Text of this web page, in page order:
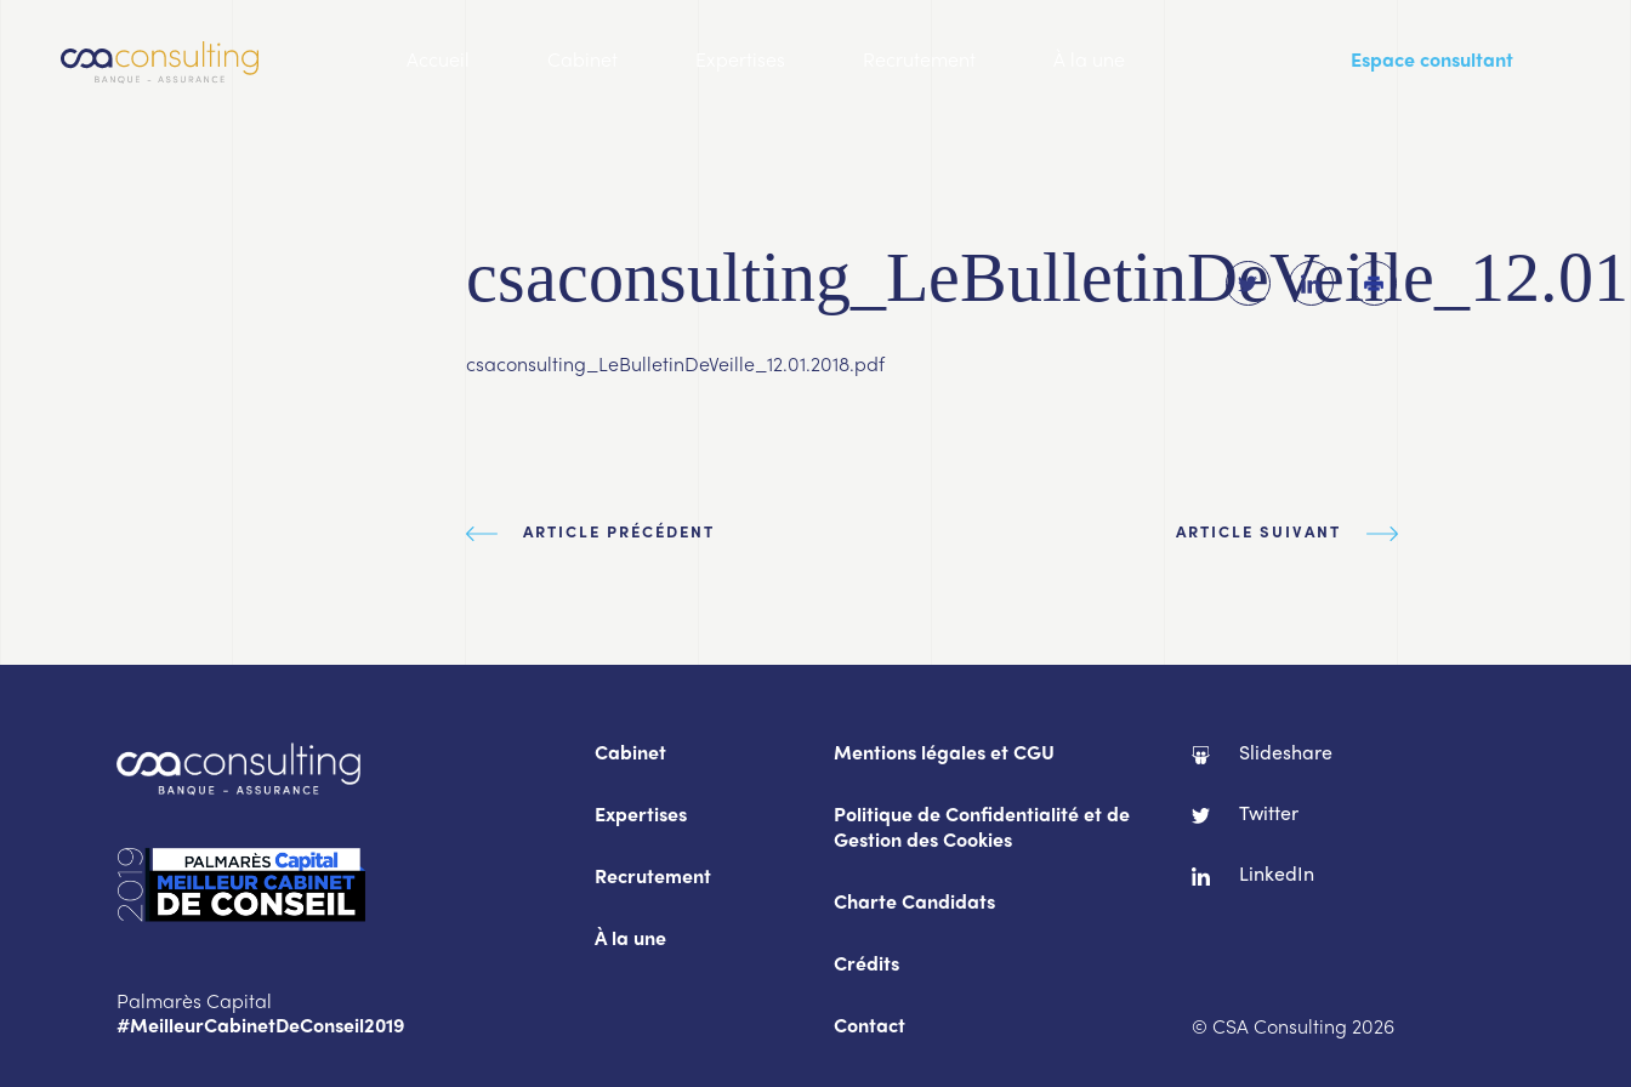
Espace consultant
csaconsulting_LeBulletinDeVeille_12.01.2018.pdf
ARTICLE PRÉCÉDENT ARTICLE SUIVANT
Palmarès Capital
#MeilleurCabinetDeConseil2019
Cabinet
Expertises
Recrutement
À la une
Mentions légales et CGU
Politique de Confidentialité et de
Gestion des Cookies
Charte Candidats
Crédits
Contact
Slideshare
Twitter
LinkedIn
© CSA Consulting 2026